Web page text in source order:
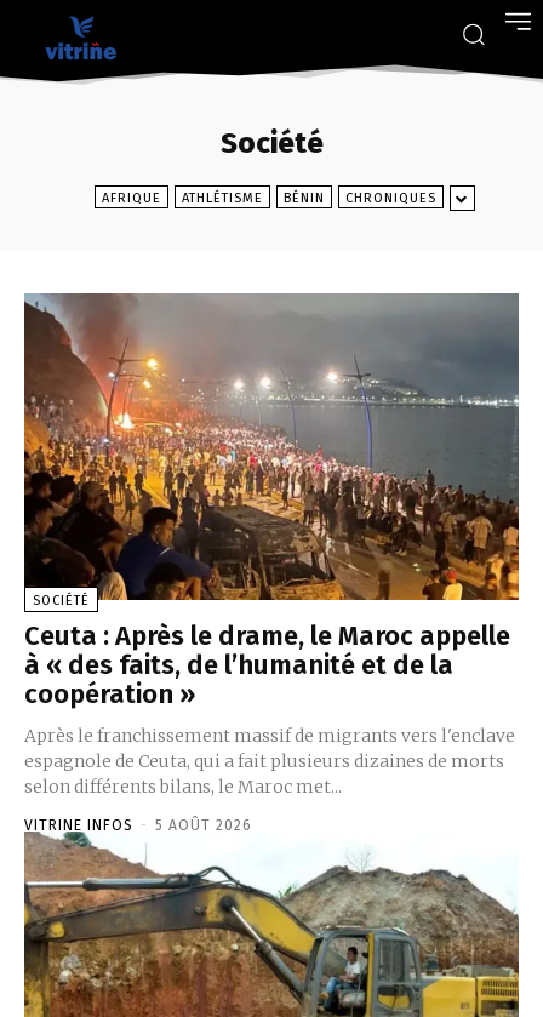
Société
AFRIQUE ATHLÉTISME BÉNIN CHRONIQUES
SOCIÉTÉ
Ceuta : Après le drame, le Maroc appelle
à « des faits, de l’humanité et de la
coopération »
Après le franchissement massif de migrants vers l'enclave
espagnole de Ceuta, qui a fait plusieurs dizaines de morts
selon différents bilans, le Maroc met...
VITRINE INFOS - 5 AOÛT 2026